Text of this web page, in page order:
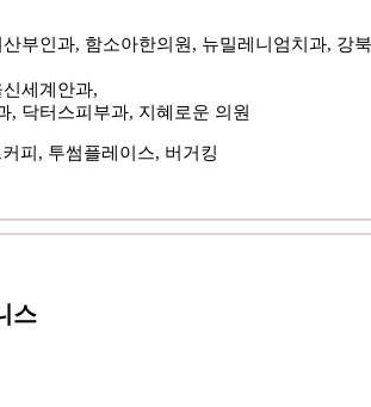
부인과, 함소아한의원, ​뉴밀레니엄치과, 강
세계안과,
, 닥터스피부과, 지혜로운 의원
피, 투썸플레이스, 버거킹
스